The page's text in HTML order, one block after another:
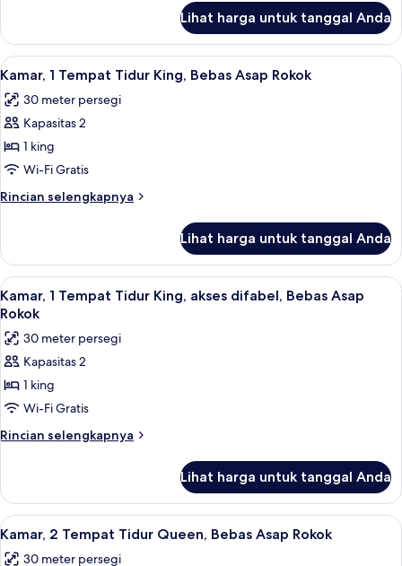
King,
Bebas
Asap
Rokok,
balkon
Suite
Junior,
1
Tidur
King,
Asap
Rokok,
Lihat harga untuk tanggal Anda
Lihat
semua
foto
untuk
Kamar,
1
Tempat
Tidur
Bebas
Asap
Rokok
Seprai premium, bantalan ekstra
10
Kamar, 1 Tempat Tidur King, Bebas Asap Rokok
30 meter persegi
Kapasitas 2
1 king
Wi-Fi Gratis
Rincian selengkapnya
Rincian
Kamar,
Tempat
Tidur
Bebas
Asap
Lihat harga untuk tanggal Anda
Lihat
semua
foto
untuk
Kamar,
1
Tempat
Tidur
difabel,
Bebas
Asap
Rokok
Kamar, 1 Tempat Tidur King, akses
10
Kamar, 1 Tempat Tidur King, akses difabel, Bebas Asap
Rokok
30 meter persegi
Kapasitas 2
1 king
Wi-Fi Gratis
Rincian selengkapnya
Rincian
Kamar,
Tempat
Lihat harga untuk tanggal Anda
Lihat
semua
Kamar, 2 Tempat Tidur Queen,
10
Kamar, 2 Tempat Tidur Queen, Bebas Asap Rokok
30 meter persegi